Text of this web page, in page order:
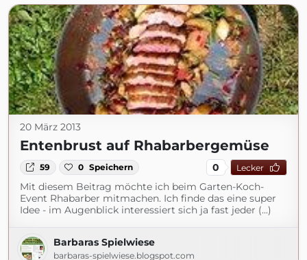
20 März 2013
Entenbrust auf Rhabarbergemüse
59 0 Speichern 0 Lecker
Mit diesem Beitrag möchte ich beim Garten-Koch-
Event Rhabarber mitmachen. Ich finde das eine super
Idee - im Augenblick interessiert sich ja fast jeder (...)
Barbaras Spielwiese
barbaras-spielwiese.blogspot.com